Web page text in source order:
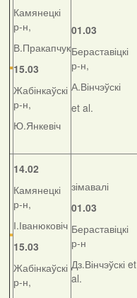
Камянецкі
р-н,
В.Пракапчук
15.03
Жабінкаўскі
р-н,
Ю.Янкевіч
01.03
Бераставіцкі
р-н,
А.Вінчэўскі
et al.
14.02
Камянецкі
р-н,
І.Іванюковіч
15.03
Жабінкаўскі
р-н,
зімавалі
01.03
Бераставіцкі
р-н
Дз.Вінчэўскі et
al.